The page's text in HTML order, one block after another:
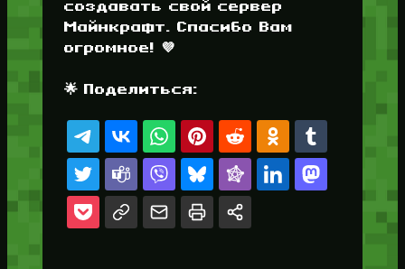
создавать свой сервер
Майнкрафт. Спасибо Вам
огромное! 💜
🌟 Поделиться: